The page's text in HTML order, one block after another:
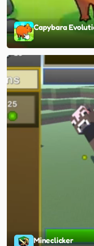
Capybara
Mineclicker